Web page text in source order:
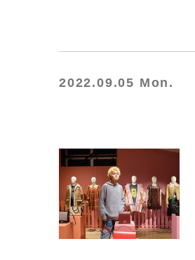
2022.09.05 Mon.